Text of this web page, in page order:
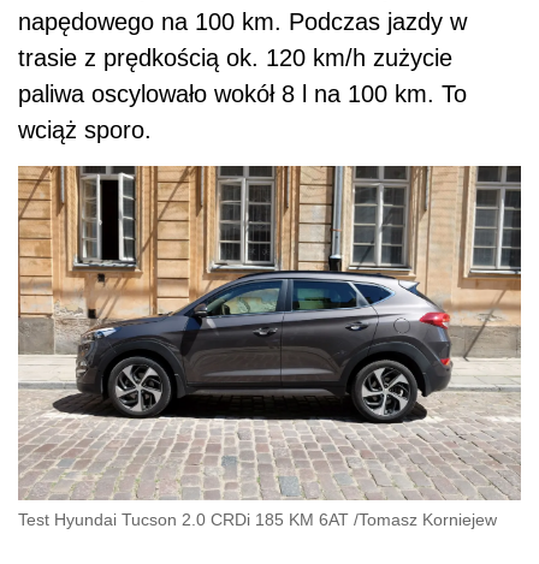
napędowego na 100 km. Podczas jazdy w
trasie z prędkością ok. 120 km/h zużycie
paliwa oscylowało wokół 8 l na 100 km. To
wciąż sporo.
Test Hyundai Tucson 2.0 CRDi 185 KM 6AT /Tomasz Korniejew